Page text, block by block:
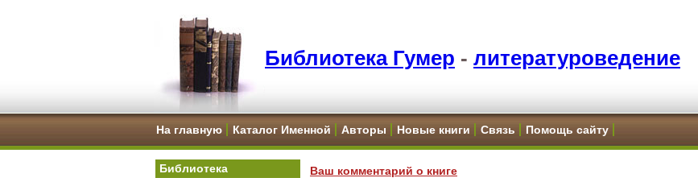
Библиотека Гумер - литературоведение
На главную Каталог Именной Авторы Новые книги Связь Помощь сайту
Библиотека
Ваш комментарий о книге